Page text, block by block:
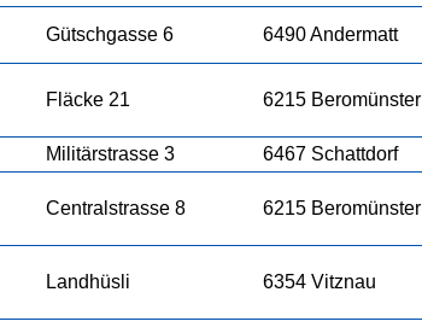
Gütschgasse 6 6490 Andermatt
Fläcke 21 6215 Beromünster
Militärstrasse 3 6467 Schattdorf
Centralstrasse 8 6215 Beromünster
Landhüsli 6354 Vitznau